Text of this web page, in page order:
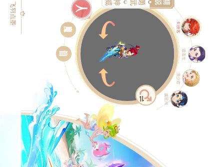
飞羽点墨
飞羽点墨